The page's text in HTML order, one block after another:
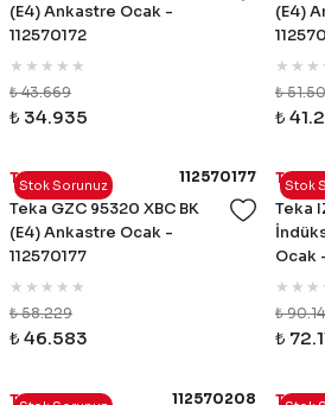
(E4) Ankastre Ocak -
112570172
₺ 43.669
₺ 34.935
(E4)
₺
₺
Stok Sorunuz
Teka 112570177
Teka GZC 95320 XBC BK
(E4) Ankastre Ocak -
112570177
₺ 58.229
₺ 46.583
Stok
Teka
Teka
Ocak
₺
₺
Teka 112570208 Teka